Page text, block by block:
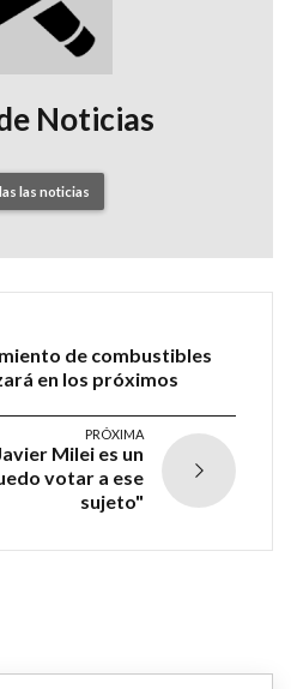
Noticias
las noticias
de combustibles
en los próximos
PRÓXIMA
Milei es un
votar a ese
sujeto"